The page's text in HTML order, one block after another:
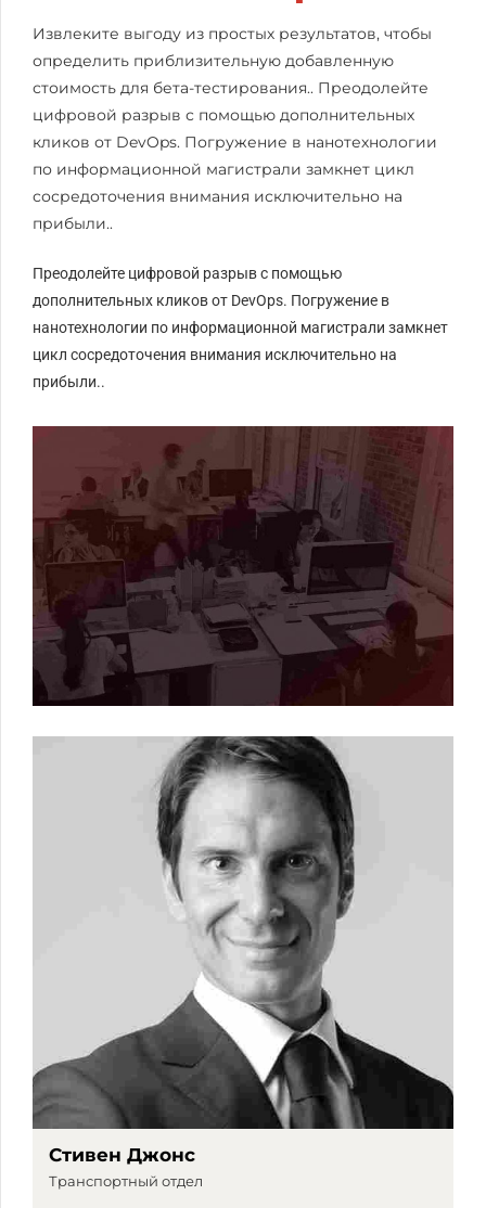
Извлеките выгоду из простых результатов, чтобы
определить приблизительную добавленную
стоимость для бета-тестирования.. Преодолейте
цифровой разрыв с помощью дополнительных
кликов от DevOps. Погружение в нанотехнологии
по информационной магистрали замкнет цикл
сосредоточения внимания исключительно на
прибыли..
Преодолейте цифровой разрыв с помощью
дополнительных кликов от DevOps. Погружение в
нанотехнологии по информационной магистрали замкнет
цикл сосредоточения внимания исключительно на
прибыли..
Стивен Джонс
Транспортный отдел